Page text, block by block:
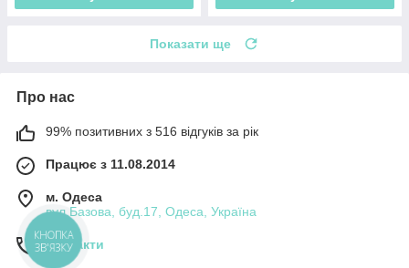
Показати ще
Про нас
99% позитивних з 516 відгуків за рік
Працює з 11.08.2014
м. Одеса
вул.Базова, буд.17, Одеса, Україна
Контакти
КНОПКА
ЗВ'ЯЗКУ